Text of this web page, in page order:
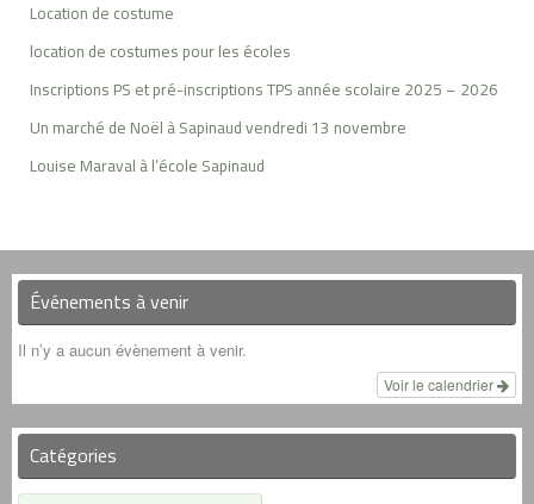
Location de costume
location de costumes pour les écoles
Inscriptions PS et pré-inscriptions TPS année scolaire 2025 – 2026
Un marché de Noël à Sapinaud vendredi 13 novembre
Louise Maraval à l’école Sapinaud
Événements à venir
Il n’y a aucun évènement à venir.
Voir le calendrier
Catégories